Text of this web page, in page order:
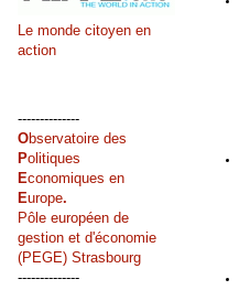
Le monde citoyen en
action
--------------
Observatoire des
Politiques
Economiques en
Europe.
Pôle européen de
gestion et d'économie
(PEGE) Strasbourg
--------------